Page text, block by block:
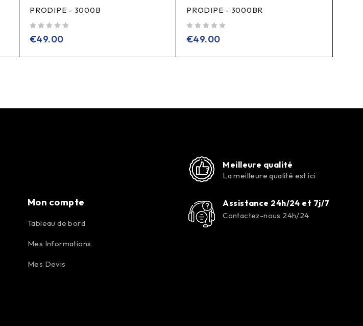
PRODIPE - 3000B
€49.00
PRODIPE - 3000BR
€49.00
Mon compte
Tableau de bord
Mes Informations
Mes Devis
Meilleure qualité
La meilleure qualité est ici
Assistance 24h/24 et 7j/7
Contactez-nous 24h/24